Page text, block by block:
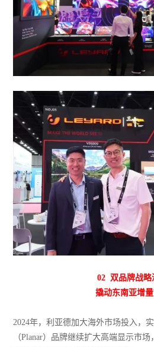
02 双品牌战略
撬动东南亚增
2024年，利亚德加大海外市场投入，
（Planar）品牌继续扩大高端显示市